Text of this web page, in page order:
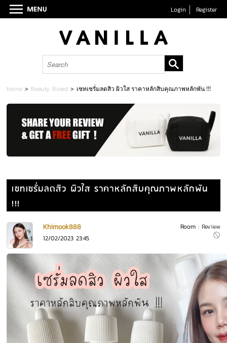
Login Register
Home > Beauty Board > เซทเซรั่มลดสิว ผิวใส ราคาหลักสิบคุณภาพหลักพัน !!!
เซทเซรั่มลดสิว ผิวใส ราคาหลักสิบคุณภาพหลักพัน
!!!
Room : Review
Khimook888
12/02/2023 23:45